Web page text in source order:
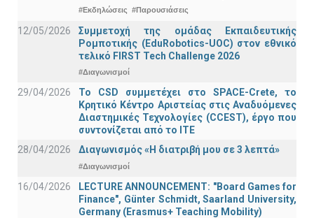
#Εκδηλώσεις #Παρουσιάσεις
12/05/2026
Συμμετοχή της ομάδας Εκπαιδευτικής
Ρομποτικής (EduRobotics-UOC) στον εθνικό
τελικό FIRST Tech Challenge 2026
#Διαγωνισμοί
29/04/2026
Το CSD συμμετέχει στο SPACE-Crete, το
Κρητικό Κέντρο Αριστείας στις Αναδυόμενες
Διαστημικές Τεχνολογίες (CCEST), έργο που
συντονίζεται από το ΙΤΕ
28/04/2026
Διαγωνισμός «Η διατριβή μου σε 3 λεπτά»
#Διαγωνισμοί
16/04/2026
LECTURE ANNOUNCEMENT: "Board Games for
Finance", Günter Schmidt, Saarland University,
Germany (Erasmus+ Teaching Mobility)